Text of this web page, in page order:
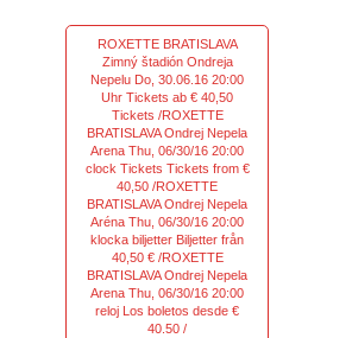
ROXETTE BRATISLAVA
Zimný štadión Ondreja
Nepelu Do, 30.06.16 20:00
Uhr Tickets ab € 40,50
Tickets /ROXETTE
BRATISLAVA Ondrej Nepela
Arena Thu, 06/30/16 20:00
clock Tickets Tickets from €
40,50 /ROXETTE
BRATISLAVA Ondrej Nepela
Aréna Thu, 06/30/16 20:00
klocka biljetter Biljetter från
40,50 € /ROXETTE
BRATISLAVA Ondrej Nepela
Arena Thu, 06/30/16 20:00
reloj Los boletos desde €
40.50 /